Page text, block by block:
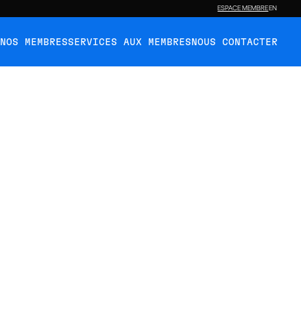
ESPACE MEMBREEN
NOS MEMBRESSERVICES AUX MEMBRES NOUS CONTACTER